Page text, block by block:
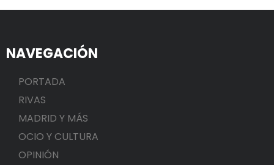
NAVEGACIÓN
PORTADA
RIVAS
MADRID Y MÁS
OCIO Y CULTURA
OPINIÓN